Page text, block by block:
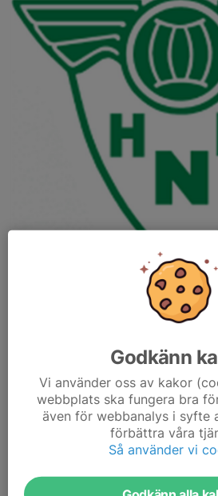
Vi söker föräldrar som vill hjälpa till som
handbollslag. Inga förkunskaper
barnen får trygga vuxna runt sig som
gemenskap.
Vi delar på uppgifterna...
Godkänn
Vi använder oss av kakor
webbplats ska fungera bra
även för webbanalys i syfte
förbättra våra
Så använder vi